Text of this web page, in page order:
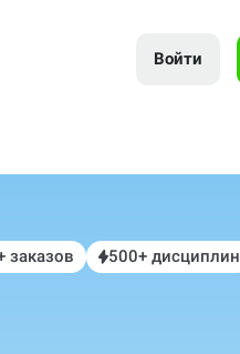
Войти
заказов 500+ дисциплин